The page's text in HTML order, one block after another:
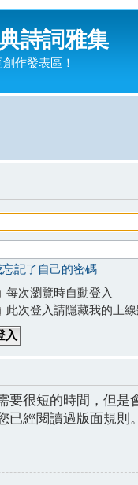
詩詞雅集
作發表區！
忘記了自己的密碼
每次瀏覽時自動登入
此次登入請隱藏我的上
要很短的時間，但
已經閱讀過版面規則